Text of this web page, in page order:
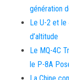
génération
Le U-2 et le
d’altitude
Le MQ-4C
le P-8A
La Chine